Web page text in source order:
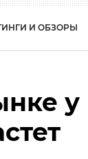
И ОБЗОРЫ
у